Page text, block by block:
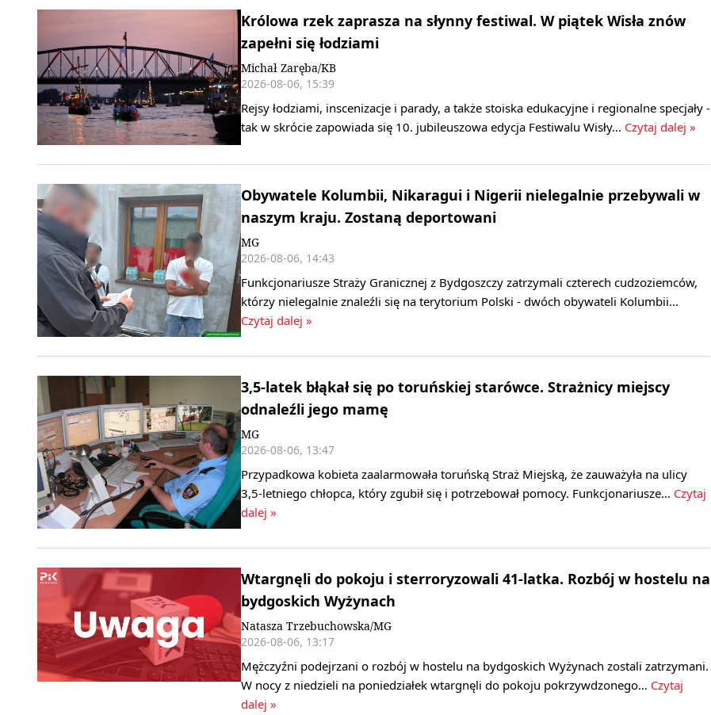
Królowa rzek zaprasza na słynny festiwal. W piątek Wisła znów
zapełni się łodziami
Michał Zaręba/KB
2026-08-06, 15:39
Rejsy łodziami, inscenizacje i parady, a także stoiska edukacyjne i regionalne specjały -
tak w skrócie zapowiada się 10. jubileuszowa edycja Festiwalu Wisły… Czytaj dalej »
Obywatele Kolumbii, Nikaragui i Nigerii nielegalnie przebywali w
naszym kraju. Zostaną deportowani
MG
2026-08-06, 14:43
Funkcjonariusze Straży Granicznej z Bydgoszczy zatrzymali czterech cudzoziemców,
którzy nielegalnie znaleźli się na terytorium Polski - dwóch obywateli Kolumbii…
Czytaj dalej »
3,5-latek błąkał się po toruńskiej starówce. Strażnicy miejscy
odnaleźli jego mamę
MG
2026-08-06, 13:47
Przypadkowa kobieta zaalarmowała toruńską Straż Miejską, że zauważyła na ulicy
3,5-letniego chłopca, który zgubił się i potrzebował pomocy. Funkcjonariusze… Czytaj
dalej »
Wtargnęli do pokoju i sterroryzowali 41-latka. Rozbój w hostelu na
bydgoskich Wyżynach
Natasza Trzebuchowska/MG
2026-08-06, 13:17
Mężczyźni podejrzani o rozbój w hostelu na bydgoskich Wyżynach zostali zatrzymani.
W nocy z niedzieli na poniedziałek wtargnęli do pokoju pokrzywdzonego… Czytaj
dalej »